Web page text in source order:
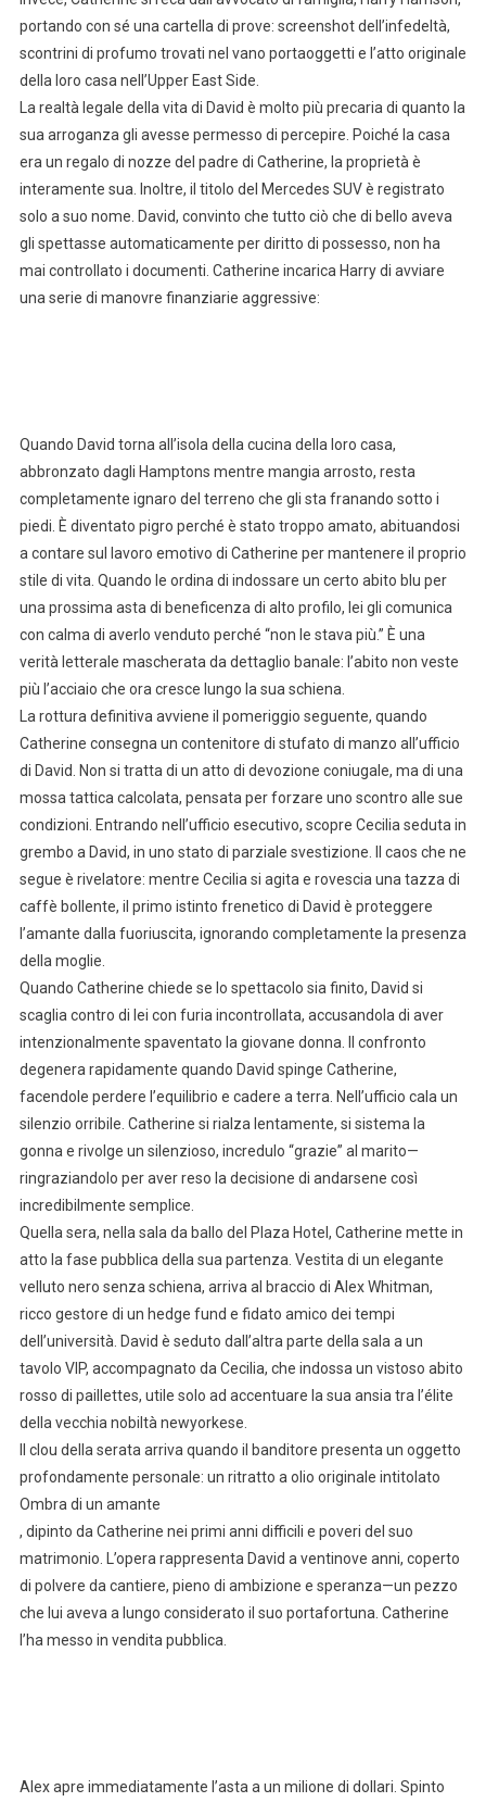
portando con sé una cartella di prove: screenshot dell’infedeltà,
scontrini di profumo trovati nel vano portaoggetti e l’atto originale
della loro casa nell’Upper East Side.
La realtà legale della vita di David è molto più precaria di quanto la
sua arroganza gli avesse permesso di percepire. Poiché la casa
era un regalo di nozze del padre di Catherine, la proprietà è
interamente sua. Inoltre, il titolo del Mercedes SUV è registrato
solo a suo nome. David, convinto che tutto ciò che di bello aveva
gli spettasse automaticamente per diritto di possesso, non ha
mai controllato i documenti. Catherine incarica Harry di avviare
una serie di manovre finanziarie aggressive:
Quando David torna all’isola della cucina della loro casa,
abbronzato dagli Hamptons mentre mangia arrosto, resta
completamente ignaro del terreno che gli sta franando sotto i
piedi. È diventato pigro perché è stato troppo amato, abituandosi
a contare sul lavoro emotivo di Catherine per mantenere il proprio
stile di vita. Quando le ordina di indossare un certo abito blu per
una prossima asta di beneficenza di alto profilo, lei gli comunica
con calma di averlo venduto perché “non le stava più.” È una
verità letterale mascherata da dettaglio banale: l’abito non veste
più l’acciaio che ora cresce lungo la sua schiena.
La rottura definitiva avviene il pomeriggio seguente, quando
Catherine consegna un contenitore di stufato di manzo all’ufficio
di David. Non si tratta di un atto di devozione coniugale, ma di una
mossa tattica calcolata, pensata per forzare uno scontro alle sue
condizioni. Entrando nell’ufficio esecutivo, scopre Cecilia seduta in
grembo a David, in uno stato di parziale svestizione. Il caos che ne
segue è rivelatore: mentre Cecilia si agita e rovescia una tazza di
caffè bollente, il primo istinto frenetico di David è proteggere
l’amante dalla fuoriuscita, ignorando completamente la presenza
della moglie.
Quando Catherine chiede se lo spettacolo sia finito, David si
scaglia contro di lei con furia incontrollata, accusandola di aver
intenzionalmente spaventato la giovane donna. Il confronto
degenera rapidamente quando David spinge Catherine,
facendole perdere l’equilibrio e cadere a terra. Nell’ufficio cala un
silenzio orribile. Catherine si rialza lentamente, si sistema la
gonna e rivolge un silenzioso, incredulo “grazie” al marito—
ringraziandolo per aver reso la decisione di andarsene così
incredibilmente semplice.
Quella sera, nella sala da ballo del Plaza Hotel, Catherine mette in
atto la fase pubblica della sua partenza. Vestita di un elegante
velluto nero senza schiena, arriva al braccio di Alex Whitman,
ricco gestore di un hedge fund e fidato amico dei tempi
dell’università. David è seduto dall’altra parte della sala a un
tavolo VIP, accompagnato da Cecilia, che indossa un vistoso abito
rosso di paillettes, utile solo ad accentuare la sua ansia tra l’élite
della vecchia nobiltà newyorkese.
Il clou della serata arriva quando il banditore presenta un oggetto
profondamente personale: un ritratto a olio originale intitolato
Ombra di un amante
, dipinto da Catherine nei primi anni difficili e poveri del suo
matrimonio. L’opera rappresenta David a ventinove anni, coperto
di polvere da cantiere, pieno di ambizione e speranza—un pezzo
che lui aveva a lungo considerato il suo portafortuna. Catherine
l’ha messo in vendita pubblica.
Alex apre immediatamente l’asta a un milione di dollari. Spinto